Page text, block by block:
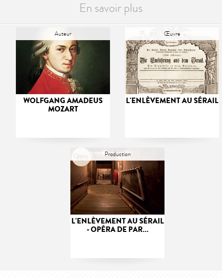
En savoir plus
Auteur
WOLFGANG AMADEUS
MOZART
Œuvre
L'ENLÈVEMENT AU SÉRAIL
Production
L'ENLÈVEMENT AU SÉRAIL
- OPÉRA DE PAR...